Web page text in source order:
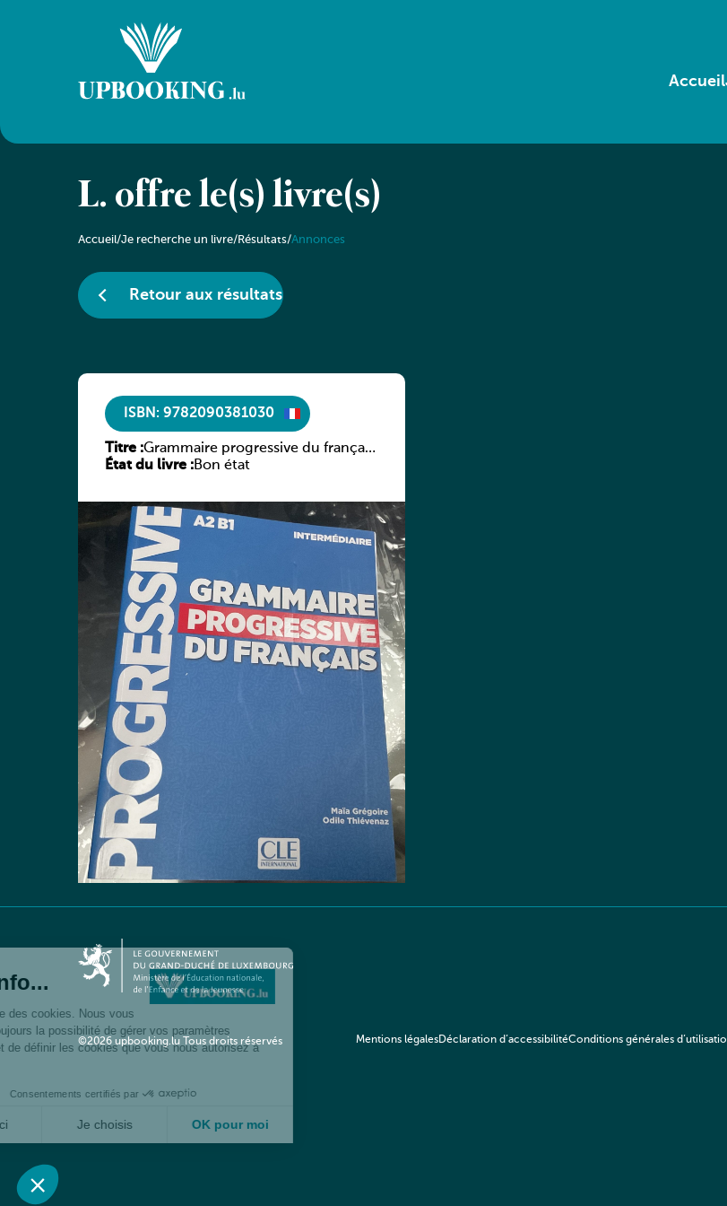
Accueil
L. offre le(s) livre(s)
Accueil/Je recherche un livre/Résultats/Annonces
Retour aux résultats
ISBN: 9782090381030
Titre :Grammaire progressive du français
– Niveau intermédiaire – 4ème
100% interactif
État du livre :Bon état
©2026 upbooking.lu Tous droits réservés Mentions légalesDéclaration d’accessibilitéConditions générales